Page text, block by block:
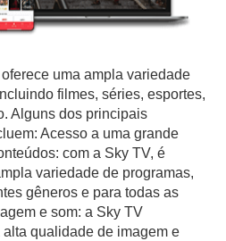
uma ampla variedade
filmes, séries, esportes,
Alguns dos principais
Acesso a uma grande
com a Sky TV, é
variedade de programas,
gêneros e para todas as
e som: a Sky TV
qualidade de imagem e